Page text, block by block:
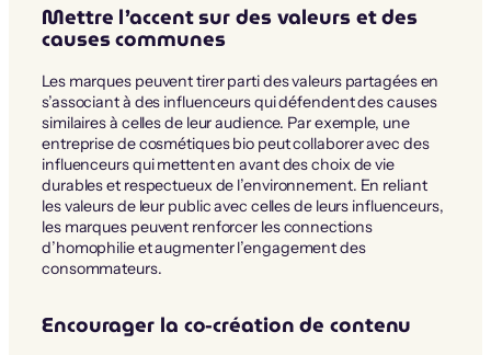
Mettre l’accent sur des valeurs et des
causes communes
Les marques peuvent tirer parti des valeurs partagées en
s’associant à des influenceurs qui défendent des causes
similaires à celles de leur audience. Par exemple, une
entreprise de cosmétiques bio peut collaborer avec des
influenceurs qui mettent en avant des choix de vie
durables et respectueux de l’environnement. En reliant
les valeurs de leur public avec celles de leurs influenceurs,
les marques peuvent renforcer les connections
d’homophilie et augmenter l’engagement des
consommateurs.
Encourager la co-création de contenu